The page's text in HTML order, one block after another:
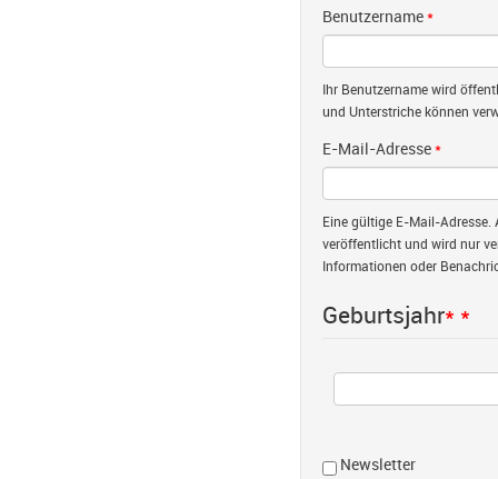
Benutzername *
Ihr Benutzername wird
und Unterstriche können
E-Mail-Adresse *
Eine gültige E-Mail-Adresse.
veröffentlicht und wird nur
Informationen oder
Geburtsjahr* *
Newsletter